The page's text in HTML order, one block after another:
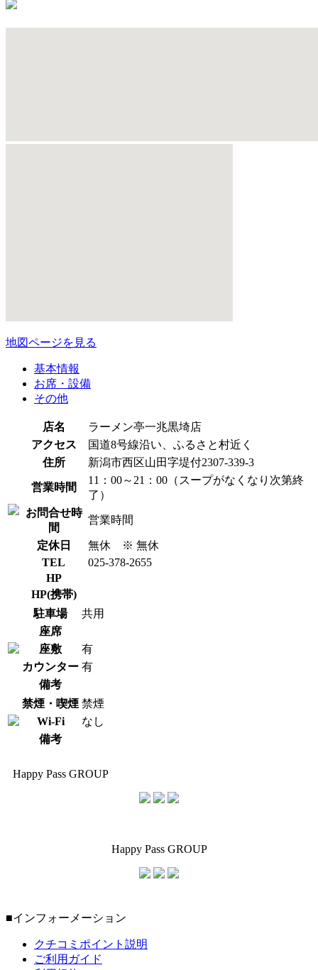
地図ページを見る
基本情報
お席・設備
その他
店名
ラーメン亭一兆黒埼店
アクセス
国道8号線沿い、ふるさと村近く
住所
新潟市西区山田字堤付2307-339-3
営業時間
11：00～21：00（スープがなくなり次第終
了）
お問合せ時
間
営業時間
定休日
無休 ※ 無休
TEL
025-378-2655
HP
HP(携帯)
駐車場
共用
座席
座敷
有
カウンター 有
備考
禁煙・喫煙 禁煙
Wi-Fi
なし
備考
Happy Pass GROUP
Happy Pass GROUP
■インフォーメーション
クチコミポイント説明
ご利用ガイド